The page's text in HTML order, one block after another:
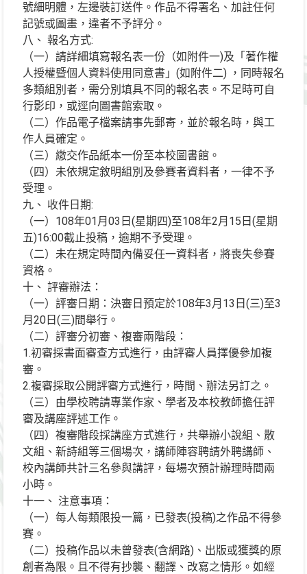
號細明體，左邊裝訂送件。作品不得署名、加註任何
記號或圖畫，違者不予評分。
八、 報名方式:
（一）請詳細填寫報名表一份（如附件一)及「著作權
人授權暨個人資料使用同意書」(如附件二) ，同時報名
多類組別者，需分別填具不同的報名表。不足時可自
行影印，或逕向圖書館索取。
（二）作品電子檔案請事先郵寄，並於報名時，與工
作人員確定。
（三）繳交作品紙本一份至本校圖書館。
（四）未依規定敘明組別及參賽者資料者，一律不予
受理。
九、 收件日期:
（一）108年01月03日(星期四)至108年2月15日(星期
五)16:00截止投稿，逾期不予受理。
（二）未在規定時間內備妥任一資料者，將喪失參賽
資格。
十、 評審辦法：
（一）評審日期：決審日預定於108年3月13日(三)至3
月20日(三)間舉行。
（二）評審分初審、複審兩階段：
1.初審採書面審查方式進行，由評審人員擇優參加複
審。
2.複審採取公開評審方式進行，時間、辦法另訂之。
（三）由學校聘請專業作家、學者及本校教師擔任評
審及講座評述工作。
（四）複審階段採講座方式進行，共舉辦小說組、散
文組、新詩組等三個場次，講師陣容聘請外聘講師、
校內講師共計三名參與講評，每場次預計辦理時間兩
小時。
十一、 注意事項：
（一）每人每類限投一篇，已發表(投稿)之作品不得參
賽。
（二）投稿作品以未曾發表(含網路)、出版或獲獎的原
創者為限。且不得有抄襲、翻譯、改寫之情形。如經